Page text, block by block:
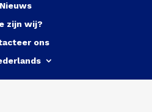
Nieuws
zijn wij?
ons